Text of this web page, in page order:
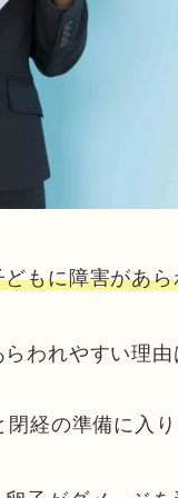
もに障害があ
われやすい理
経の準備に入